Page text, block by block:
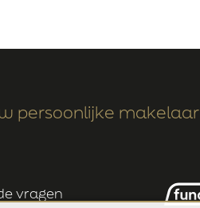
persoonlijke makelaar
vragen